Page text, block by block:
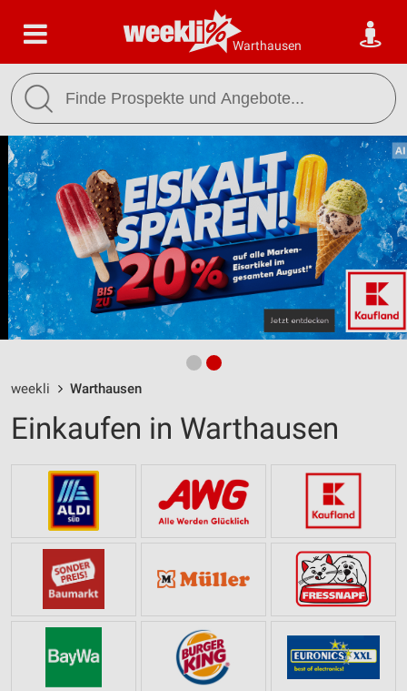
Warthausen
weekli Warthausen
Einkaufen in Warthausen